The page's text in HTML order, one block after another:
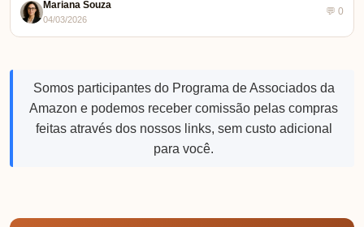
Mariana Souza
04/03/2026
💬 0
Somos participantes do Programa de Associados da
Amazon e podemos receber comissão pelas compras
feitas através dos nossos links, sem custo adicional
para você.